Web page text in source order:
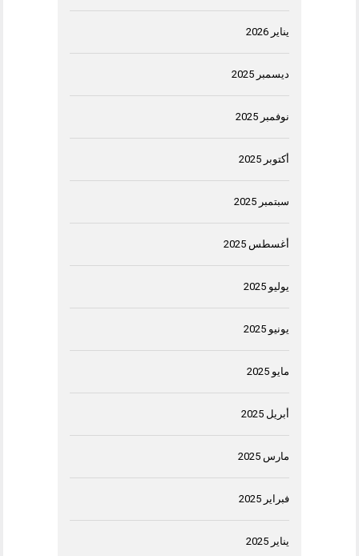
يناير 2026
ديسمبر 2025
نوفمبر 2025
أكتوبر 2025
سبتمبر 2025
أغسطس 2025
يوليو 2025
يونيو 2025
مايو 2025
أبريل 2025
مارس 2025
فبراير 2025
يناير 2025